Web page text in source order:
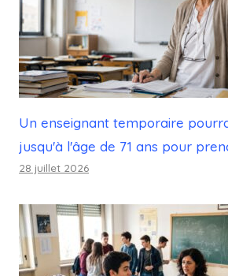
Un enseignant temporaire
jusqu'à l'âge de 71 ans pour
28 juillet 2026